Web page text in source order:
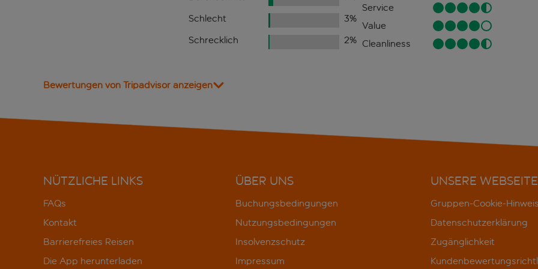
Schlecht
3%
Schrecklich
2%
Service
Value
Cleanliness
Bewertungen von Tripadvisor anzeigen
NÜTZLICHE LINKS
FAQs
Kontakt
Barrierefreies Reisen
Die App herunterladen
ÜBER UNS
Buchungsbedingungen
Nutzungsbedingungen
Insolvenzschutz
Impressum
UNSERE WEBSEITE
Gruppen-Cookie-Hinweis
Datenschutzerklärung
Zugänglichkeit